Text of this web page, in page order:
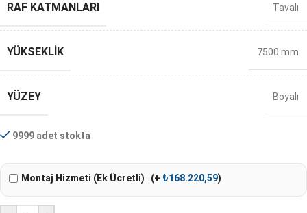
RAF KATMANLARI Tavalı
YÜKSEKLIK 7500 mm
YÜZEY Boyalı
9999 adet stokta
Montaj Hizmeti (Ek Ücretli) (+ ₺168.220,59)